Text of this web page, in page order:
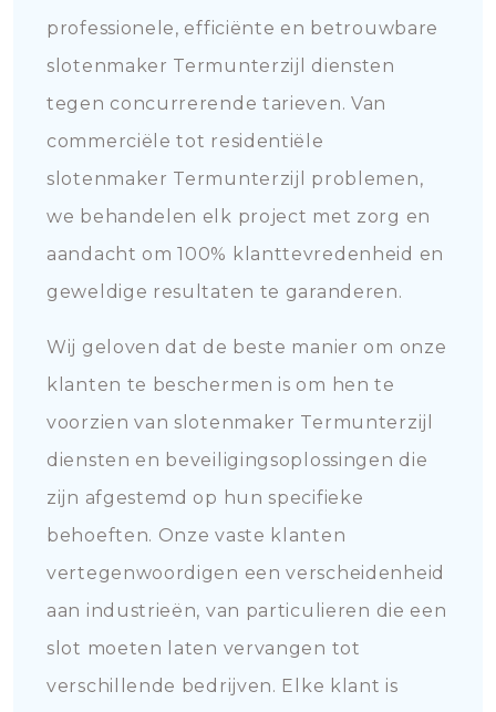
professionele, efficiënte en betrouwbare
slotenmaker Termunterzijl diensten
tegen concurrerende tarieven. Van
commerciële tot residentiële
slotenmaker Termunterzijl problemen,
we behandelen elk project met zorg en
aandacht om 100% klanttevredenheid en
geweldige resultaten te garanderen.
Wij geloven dat de beste manier om onze
klanten te beschermen is om hen te
voorzien van slotenmaker Termunterzijl
diensten en beveiligingsoplossingen die
zijn afgestemd op hun specifieke
behoeften. Onze vaste klanten
vertegenwoordigen een verscheidenheid
aan industrieën, van particulieren die een
slot moeten laten vervangen tot
verschillende bedrijven. Elke klant is